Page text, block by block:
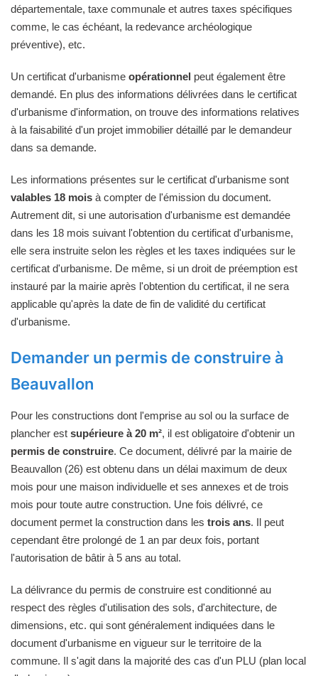
départementale, taxe communale et autres taxes spécifiques
comme, le cas échéant, la redevance archéologique
préventive), etc.
Un certificat d'urbanisme opérationnel peut également être
demandé. En plus des informations délivrées dans le certificat
d'urbanisme d'information, on trouve des informations relatives
à la faisabilité d'un projet immobilier détaillé par le demandeur
dans sa demande.
Les informations présentes sur le certificat d'urbanisme sont
valables 18 mois à compter de l'émission du document.
Autrement dit, si une autorisation d'urbanisme est demandée
dans les 18 mois suivant l'obtention du certificat d'urbanisme,
elle sera instruite selon les règles et les taxes indiquées sur le
certificat d'urbanisme. De même, si un droit de préemption est
instauré par la mairie après l'obtention du certificat, il ne sera
applicable qu'après la date de fin de validité du certificat
d'urbanisme.
Demander un permis de construire à
Beauvallon
Pour les constructions dont l'emprise au sol ou la surface de
plancher est supérieure à 20 m², il est obligatoire d'obtenir un
permis de construire. Ce document, délivré par la mairie de
Beauvallon (26) est obtenu dans un délai maximum de deux
mois pour une maison individuelle et ses annexes et de trois
mois pour toute autre construction. Une fois délivré, ce
document permet la construction dans les trois ans. Il peut
cependant être prolongé de 1 an par deux fois, portant
l'autorisation de bâtir à 5 ans au total.
La délivrance du permis de construire est conditionné au
respect des règles d'utilisation des sols, d'architecture, de
dimensions, etc. qui sont généralement indiquées dans le
document d'urbanisme en vigueur sur le territoire de la
commune. Il s'agit dans la majorité des cas d'un PLU (plan local